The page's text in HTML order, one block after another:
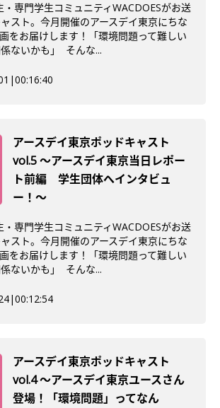
・専門学生コミュニティWACDOESがお送
スト。今月開催のアースデイ東京にちな
をお届けします！「環境問題って難しい
ないかも」 そんな...
|00:16:40
アースデイ東京ポッドキャスト
vol.5 〜アースデイ東京当日レポー
ト前編 学生団体へインタビュ
ー！〜
・専門学生コミュニティWACDOESがお送
スト。今月開催のアースデイ東京にちな
をお届けします！「環境問題って難しい
ないかも」 そんな...
|00:12:54
アースデイ東京ポッドキャスト
vol.4 〜アースデイ東京ユースさん
登場！「環境問題」ってなん